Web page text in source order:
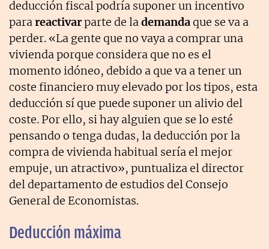
deducción fiscal podría suponer un incentivo
parareactivarparte de lademandaque se va a
perder. «La gente que no vaya a comprar una
vivienda porque considera que no es el
momento idóneo, debido a que va a tener un
coste financiero muy elevado por los tipos, esta
deducción sí que puede suponer un alivio del
coste. Por ello, si hay alguien que se lo esté
pensando o tenga dudas, la deducción por la
compra de vivienda habitual sería el mejor
empuje, un atractivo», puntualiza el director
del departamento de estudios del Consejo
General de Economistas.
Deducción máxima